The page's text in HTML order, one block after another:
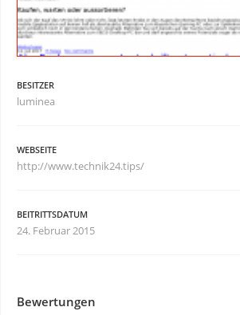
BESITZER
luminea
WEBSEITE
http://www.technik24.tips/
BEITRITTSDATUM
24. Februar 2015
Bewertungen